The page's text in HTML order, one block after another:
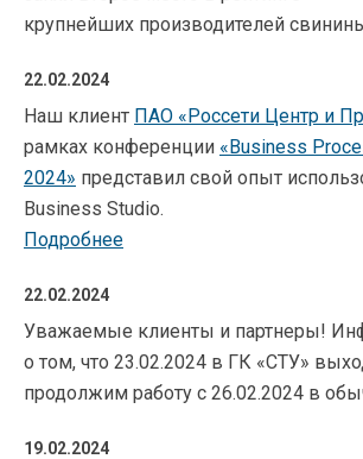
крупнейших производителей
22.02.2024
Наш клиент ПАО «Россети Центр и
рамках конференции «Business
2024» представил свой опыт
Business Studio.
Подробнее
22.02.2024
Уважаемые клиенты и партнеры!
о том, что 23.02.2024 в ГК «СТУ»
продолжим работу с 26.02.2024 в
19.02.2024